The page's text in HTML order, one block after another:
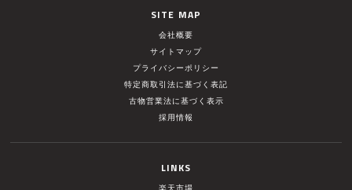
SITE MAP
会社概要
サイトマップ
プライバシーポリシー
特定商取引法に基づく表記
古物営業法に基づく表示
採用情報
LINKS
楽天市場